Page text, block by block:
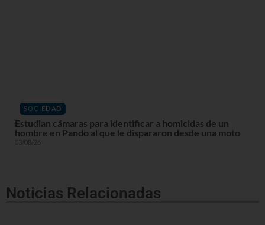
SOCIEDAD
Estudian cámaras para identificar a homicidas de un
hombre en Pando al que le dispararon desde una moto
03/08/26
Noticias Relacionadas